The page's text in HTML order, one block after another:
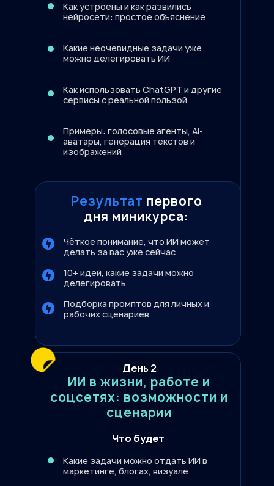
Какие задачи можно отдать ИИ в
маркетинге, блогах, визуале
ИИ в жизни, работе и
соцсетях: возможности и
сценарии
Что будет
День 2
Чёткое понимание, что ИИ может
делать за вас уже сейчас
10+ идей, какие задачи можно
делегировать
Подборка промптов для личных и
рабочих сценариев
Как устроены и как развились
нейросети: простое объяснение
Какие неочевидные задачи уже
можно делегировать ИИ
Как использовать ChatGPT и другие
сервисы с реальной пользой
Примеры: голосовые агенты, AI-
аватары, генерация текстов и
изображений
Результат первого
дня миникурса: